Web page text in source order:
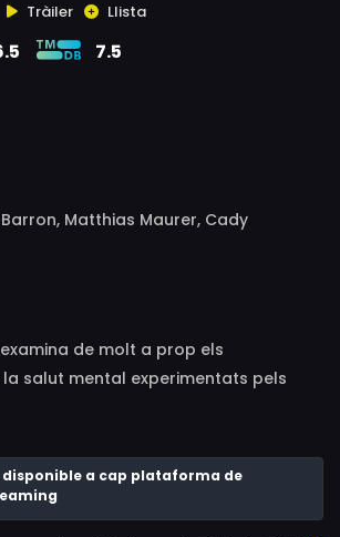
Tràiler Llista
7.5
Matthias Maurer, Cady
de molt a prop els
salut mental experimentats pels
les seves missions a Mart. Ofereix
del paper crucial que juguen els
figures recentment incloses en els
d’aquests valents exploradors
que experimenten a l’espai.
disponible a cap plataforma de